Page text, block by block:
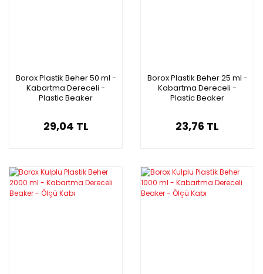
Borox Plastik Beher 50 ml -
Kabartma Dereceli -
Plastic Beaker
29,04 TL
Borox Plastik Beher 25 ml -
Kabartma Dereceli -
Plastic Beaker
23,76 TL